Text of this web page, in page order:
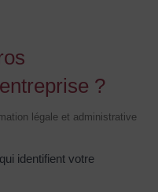
?
légale et administrative
identifient votre